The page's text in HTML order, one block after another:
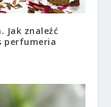
Jak znaleźć
perfumeria